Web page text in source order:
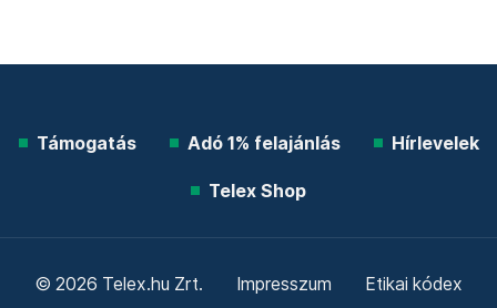
Támogatás Adó 1% felajánlás Hírlevelek
Telex Shop
© 2026 Telex.hu Zrt. Impresszum Etikai kódex